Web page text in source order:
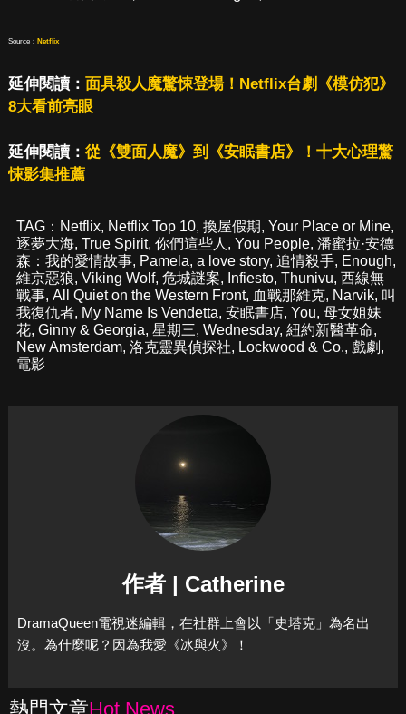
Source： Netflix
延伸閱讀： 面具殺人魔驚悚登場！Netflix台劇《模仿犯》
8大看前亮眼
延伸閱讀： 從《雙面人魔》到《安眠書店》！十大心理驚
悚影集推薦
TAG： Netflix, Netflix Top 10, 換屋假期, Your Place or Mine,
逐夢大海, True Spirit, 你們這些人 , You People, 潘蜜拉·安德
森：我的愛情故事, Pamela, a love story, 追情殺手, Enough,
維京惡狼, Viking Wolf, 危城謎案, Infiesto, Thunivu, 西線無
戰事, All Quiet on the Western Front, 血戰那維克, Narvik, 叫
我復仇者, My Name Is Vendetta, 安眠書店, You, 母女姐妹
花, Ginny & Georgia, 星期三, Wednesday, 紐約新醫革命,
New Amsterdam, 洛克靈異偵探社, Lockwood & Co., 戲劇 ,
電影
作者 | Catherine
DramaQueen電視迷編輯，在社群上會以「史塔克」為名出
沒。為什麼呢？因為我愛《冰與火》！
熱門文章Hot News